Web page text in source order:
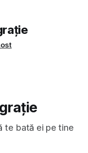
te bată ei pe tine